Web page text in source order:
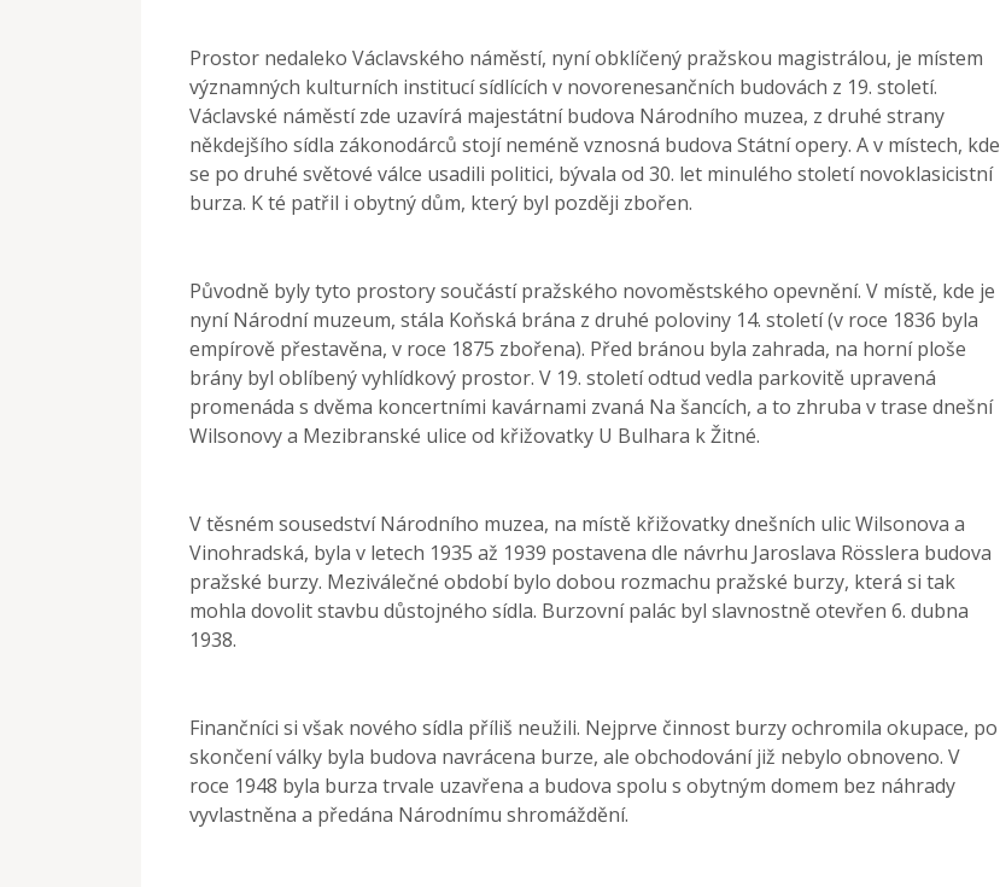
Prostor nedaleko Václavského náměstí, nyní obklíčený pražskou magistrálou, je místem
významných kulturních institucí sídlících v novorenesančních budovách z 19. století.
Václavské náměstí zde uzavírá majestátní budova Národního muzea, z druhé strany
někdejšího sídla zákonodárců stojí neméně vznosná budova Státní opery. A v místech, kde
se po druhé světové válce usadili politici, bývala od 30. let minulého století novoklasicistní
burza. K té patřil i obytný dům, který byl později zbořen.
Původně byly tyto prostory součástí pražského novoměstského opevnění. V místě, kde je
nyní Národní muzeum, stála Koňská brána z druhé poloviny 14. století (v roce 1836 byla
empírově přestavěna, v roce 1875 zbořena). Před bránou byla zahrada, na horní ploše
brány byl oblíbený vyhlídkový prostor. V 19. století odtud vedla parkovitě upravená
promenáda s dvěma koncertními kavárnami zvaná Na šancích, a to zhruba v trase dnešní
Wilsonovy a Mezibranské ulice od křižovatky U Bulhara k Žitné.
V těsném sousedství Národního muzea, na místě křižovatky dnešních ulic Wilsonova a
Vinohradská, byla v letech 1935 až 1939 postavena dle návrhu Jaroslava Rösslera budova
pražské burzy. Meziválečné období bylo dobou rozmachu pražské burzy, která si tak
mohla dovolit stavbu důstojného sídla. Burzovní palác byl slavnostně otevřen 6. dubna
1938.
Finančníci si však nového sídla příliš neužili. Nejprve činnost burzy ochromila okupace, po
skončení války byla budova navrácena burze, ale obchodování již nebylo obnoveno. V
roce 1948 byla burza trvale uzavřena a budova spolu s obytným domem bez náhrady
vyvlastněna a předána Národnímu shromáždění.